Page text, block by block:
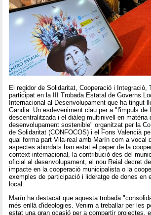
El regidor de Solidaritat, Cooperació i Integració,
participat en la III Trobada Estatal de Governs
Internacional al Desenvolupament que ha tingut
Gandia. Un esdeveniment clau per a "l'impuls de
descentralitzada i el diàleg multinivell en matèria
desenvolupament sostenible" organitzat per la
de Solidaritat (CONFOCOS) i el Fons Valencià
qual forma part Vila-real amb Marín com a vocal
aspectes abordats han estat el paper de la
context internacional, la contribució des del
oficial al desenvolupament, el nou Reial decret
impacte en la cooperació municipalista o la
exemples de participació i lideratge de dones en
local.
Marín ha destacat que aquesta trobada
més enllà d'ideologies. Venim a treballar per les
estat una gran ocasió per a compartir projectes,